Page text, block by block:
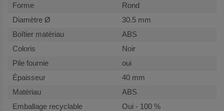
Rond
30.5 mm
ABS
Noir
oui
40 mm
ABS
Oui - 100 %